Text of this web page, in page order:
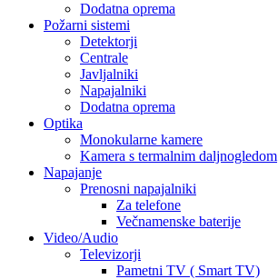
Dodatna oprema
Požarni sistemi
Detektorji
Centrale
Javljalniki
Napajalniki
Dodatna oprema
Optika
Monokularne kamere
Kamera s termalnim daljnogledom
Napajanje
Prenosni napajalniki
Za telefone
Večnamenske baterije
Video/Audio
Televizorji
Pametni TV ( Smart TV)